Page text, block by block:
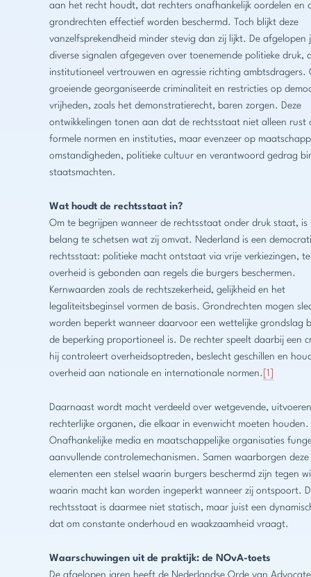
aan het recht houdt, dat rechters onafhankelijk oordelen en
grondrechten effectief worden beschermd. Toch blijkt deze
vanzelfsprekendheid minder stevig dan zij lijkt. De afgelopen
diverse signalen afgegeven over toenemende politieke druk,
institutioneel vertrouwen en agressie richting ambtsdragers.
groeiende georganiseerde criminaliteit en restricties op
vrijheden, zoals het demonstratierecht, baren zorgen. Deze
ontwikkelingen tonen aan dat de rechtsstaat niet alleen rust
formele normen en instituties, maar evenzeer op
omstandigheden, politieke cultuur en verantwoord gedrag
staatsmachten.
Wat houdt de rechtsstaat in?
Om te begrijpen wanneer de rechtsstaat onder druk staat, is
belang te schetsen wat zij omvat. Nederland is een
rechtsstaat: politieke macht ontstaat via vrije verkiezingen,
overheid is gebonden aan regels die burgers beschermen.
Kernwaarden zoals de rechtszekerheid, gelijkheid en het
legaliteitsbeginsel vormen de basis. Grondrechten mogen
worden beperkt wanneer daarvoor een wettelijke grondslag
de beperking proportioneel is. De rechter speelt daarbij een
hij controleert overheidsoptreden, beslecht geschillen en
overheid aan nationale en internationale normen. [1]
Daarnaast wordt macht verdeeld over wetgevende,
rechterlijke organen, die elkaar in evenwicht moeten houden.
Onafhankelijke media en maatschappelijke organisaties
aanvullende controlemechanismen. Samen waarborgen deze
elementen een stelsel waarin burgers beschermd zijn tegen
waarin macht kan worden ingeperkt wanneer zij ontspoort.
rechtsstaat is daarmee niet statisch, maar juist een
dat om constante onderhoud en waakzaamheid vraagt.
Waarschuwingen uit de praktijk: de NOvA-toets
De afgelopen jaren heeft de Nederlandse Orde van